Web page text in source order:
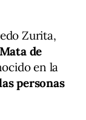
Zurita,
de
en la
personas